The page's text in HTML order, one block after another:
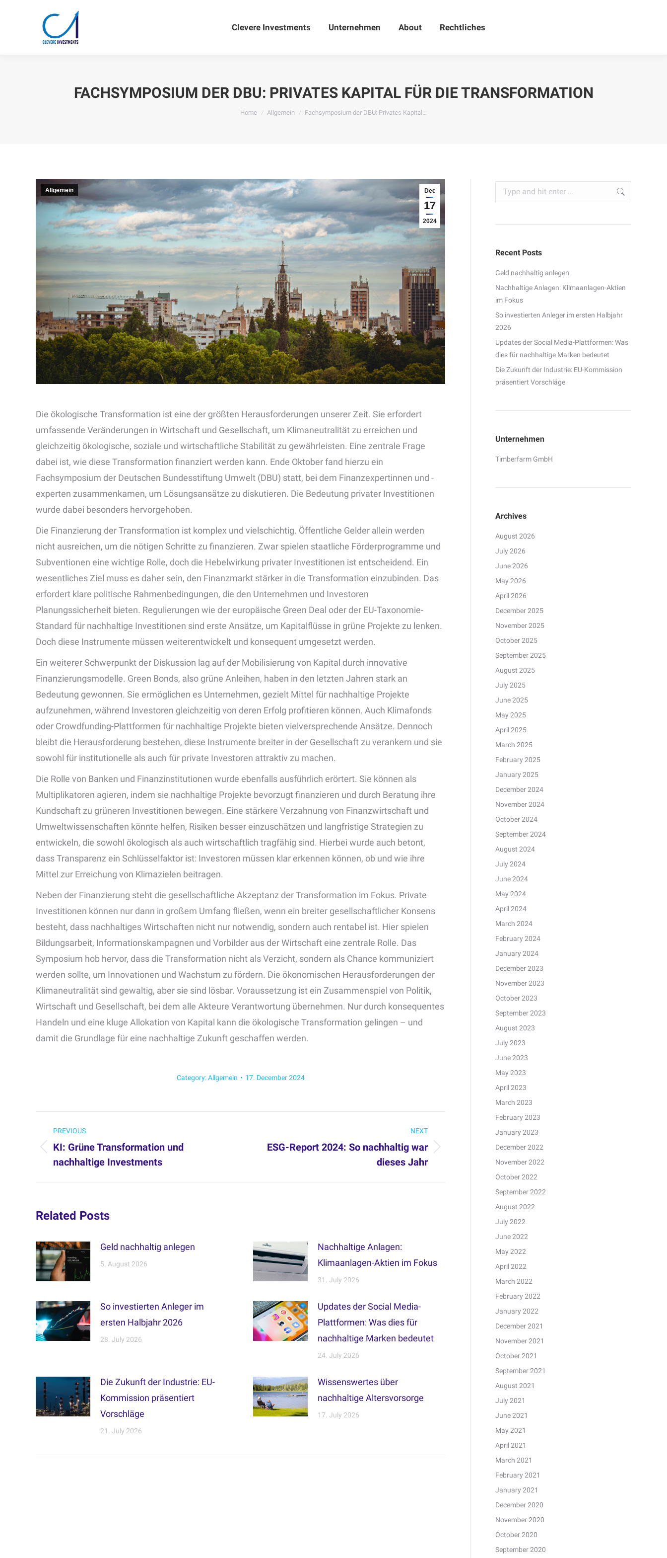
Clevere Investments Unternehmen About Rechtliches
FACHSYMPOSIUM DER DBU: PRIVATES KAPITAL FÜR DIE TRANSFORMATION
You are here:
Home Allgemein Fachsymposium der DBU: Privates Kapital…
Dec
17
2024
Allgemein
Die ökologische Transformation ist eine der größten Herausforderungen unserer Zeit. Sie erfordert
umfassende Veränderungen in Wirtschaft und Gesellschaft, um Klimaneutralität zu erreichen und
gleichzeitig ökologische, soziale und wirtschaftliche Stabilität zu gewährleisten. Eine zentrale Frage
dabei ist, wie diese Transformation finanziert werden kann. Ende Oktober fand hierzu ein
Fachsymposium der Deutschen Bundesstiftung Umwelt (DBU) statt, bei dem Finanzexpertinnen und -
experten zusammenkamen, um Lösungsansätze zu diskutieren. Die Bedeutung privater Investitionen
wurde dabei besonders hervorgehoben.
Die Finanzierung der Transformation ist komplex und vielschichtig. Öffentliche Gelder allein werden
nicht ausreichen, um die nötigen Schritte zu finanzieren. Zwar spielen staatliche Förderprogramme und
Subventionen eine wichtige Rolle, doch die Hebelwirkung privater Investitionen ist entscheidend. Ein
wesentliches Ziel muss es daher sein, den Finanzmarkt stärker in die Transformation einzubinden. Das
erfordert klare politische Rahmenbedingungen, die den Unternehmen und Investoren
Planungssicherheit bieten. Regulierungen wie der europäische Green Deal oder der EU-Taxonomie-
Standard für nachhaltige Investitionen sind erste Ansätze, um Kapitalflüsse in grüne Projekte zu lenken.
Doch diese Instrumente müssen weiterentwickelt und konsequent umgesetzt werden.
Ein weiterer Schwerpunkt der Diskussion lag auf der Mobilisierung von Kapital durch innovative
Finanzierungsmodelle. Green Bonds, also grüne Anleihen, haben in den letzten Jahren stark an
Bedeutung gewonnen. Sie ermöglichen es Unternehmen, gezielt Mittel für nachhaltige Projekte
aufzunehmen, während Investoren gleichzeitig von deren Erfolg profitieren können. Auch Klimafonds
oder Crowdfunding-Plattformen für nachhaltige Projekte bieten vielversprechende Ansätze. Dennoch
bleibt die Herausforderung bestehen, diese Instrumente breiter in der Gesellschaft zu verankern und sie
sowohl für institutionelle als auch für private Investoren attraktiv zu machen.
Die Rolle von Banken und Finanzinstitutionen wurde ebenfalls ausführlich erörtert. Sie können als
Multiplikatoren agieren, indem sie nachhaltige Projekte bevorzugt finanzieren und durch Beratung ihre
Kundschaft zu grüneren Investitionen bewegen. Eine stärkere Verzahnung von Finanzwirtschaft und
Umweltwissenschaften könnte helfen, Risiken besser einzuschätzen und langfristige Strategien zu
entwickeln, die sowohl ökologisch als auch wirtschaftlich tragfähig sind. Hierbei wurde auch betont,
dass Transparenz ein Schlüsselfaktor ist: Investoren müssen klar erkennen können, ob und wie ihre
Mittel zur Erreichung von Klimazielen beitragen.
Neben der Finanzierung steht die gesellschaftliche Akzeptanz der Transformation im Fokus. Private
Investitionen können nur dann in großem Umfang fließen, wenn ein breiter gesellschaftlicher Konsens
besteht, dass nachhaltiges Wirtschaften nicht nur notwendig, sondern auch rentabel ist. Hier spielen
Bildungsarbeit, Informationskampagnen und Vorbilder aus der Wirtschaft eine zentrale Rolle. Das
Symposium hob hervor, dass die Transformation nicht als Verzicht, sondern als Chance kommuniziert
werden sollte, um Innovationen und Wachstum zu fördern. Die ökonomischen Herausforderungen der
Klimaneutralität sind gewaltig, aber sie sind lösbar. Voraussetzung ist ein Zusammenspiel von Politik,
Wirtschaft und Gesellschaft, bei dem alle Akteure Verantwortung übernehmen. Nur durch konsequentes
Handeln und eine kluge Allokation von Kapital kann die ökologische Transformation gelingen – und
damit die Grundlage für eine nachhaltige Zukunft geschaffen werden.
Category:Allgemein 17. December 2024
navigation
PREVIOUS
Previous
KI: Grüne Transformation und
nachhaltige Investments
NEXT
Next
ESG-Report 2024: So nachhaltig war
dieses Jahr
Related Posts
Geld nachhaltig anlegen
5. August 2026
Nachhaltige Anlagen:
Klimaanlagen-Aktien im Fokus
31. July 2026
So investierten Anleger im
ersten Halbjahr 2026
28. July 2026
Updates der Social Media-
Plattformen: Was dies für
nachhaltige Marken bedeutet
24. July 2026
Die Zukunft der Industrie: EU-
Kommission präsentiert
Vorschläge
21. July 2026
Wissenswertes über
nachhaltige Altersvorsorge
17. July 2026
Search:
Recent Posts
Geld nachhaltig anlegen
Nachhaltige Anlagen: Klimaanlagen-Aktien
im Fokus
So investierten Anleger im ersten Halbjahr
2026
Updates der Social Media-Plattformen: Was
dies für nachhaltige Marken bedeutet
Die Zukunft der Industrie: EU-Kommission
präsentiert Vorschläge
Unternehmen
Timberfarm GmbH
Archives
August 2026
July 2026
June 2026
May 2026
April 2026
December 2025
November 2025
October 2025
September 2025
August 2025
July 2025
June 2025
May 2025
April 2025
March 2025
February 2025
January 2025
December 2024
November 2024
October 2024
September 2024
August 2024
July 2024
June 2024
May 2024
April 2024
March 2024
February 2024
January 2024
December 2023
November 2023
October 2023
September 2023
August 2023
July 2023
June 2023
May 2023
April 2023
March 2023
February 2023
January 2023
December 2022
November 2022
October 2022
September 2022
August 2022
July 2022
June 2022
May 2022
April 2022
March 2022
February 2022
January 2022
December 2021
November 2021
October 2021
September 2021
August 2021
July 2021
June 2021
May 2021
April 2021
March 2021
February 2021
January 2021
December 2020
November 2020
October 2020
September 2020
Clevere Investments Unternehmen About Rechtliches